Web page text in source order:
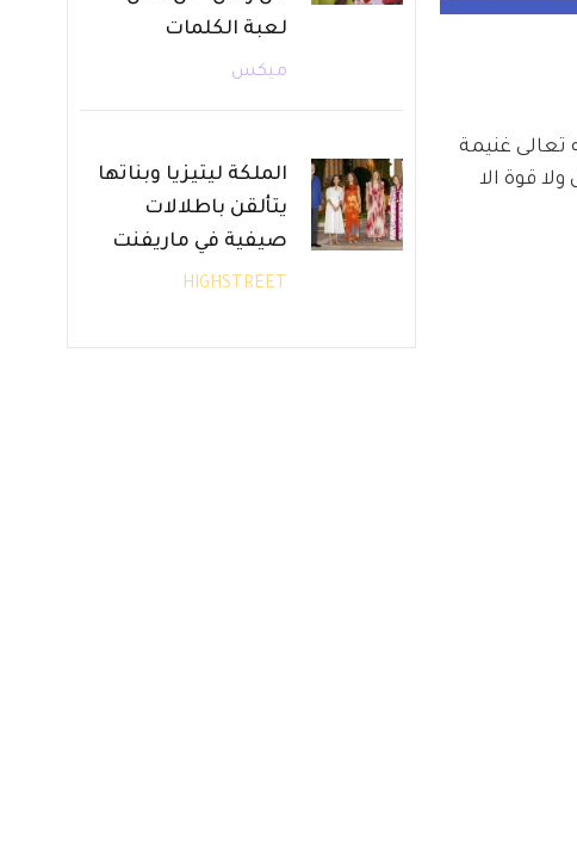
تعالى غنيمة
قوة الا
لعبة الكلمات
ميكس
الملكة ليتيزيا وبناتها
يتألقن باطلالات
صيفية في ماريفنت
HIGHSTREET